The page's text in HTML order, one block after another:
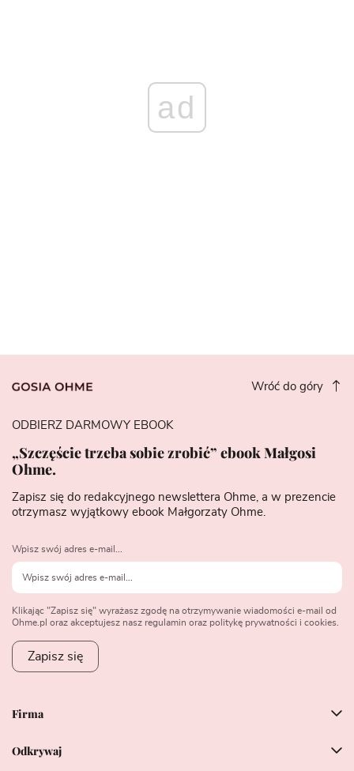
ad
Wróć do góry
Firma
Odkrywaj
ODBIERZ DARMOWY EBOOK
„Szczęście trzeba sobie zrobić” ebook Małgosi
Ohme.
Zapisz się do redakcyjnego newslettera Ohme, a w prezencie
otrzymasz wyjątkowy ebook Małgorzaty Ohme.
Wpisz swój adres e-mail...
Klikając "Zapisz się" wyrażasz zgodę na otrzymywanie wiadomości e-mail od
Ohme.pl oraz akceptujesz nasz regulamin oraz politykę prywatności i cookies.
Zapisz się